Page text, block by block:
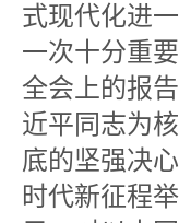
式现代化进
一次十分重
全会上的报
近平同志为
底的坚强决
时代新征程